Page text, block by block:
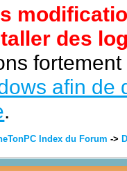
des
afin de
.
Index du Forum ->